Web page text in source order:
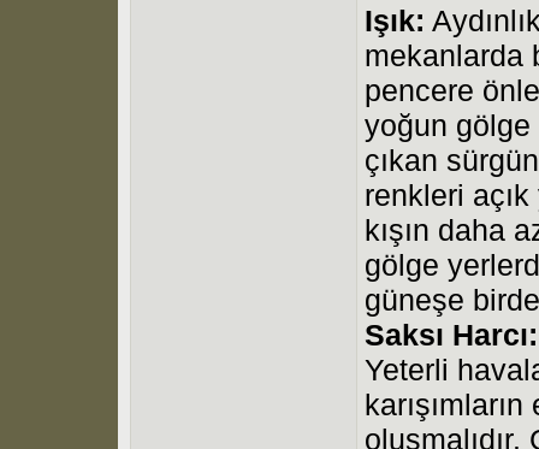
Işık:
mekanlarda
pencere
yoğun gölge
çıkan
renkleri
kışın daha
gölge
güneşe
Saksı Harcı:
Yeterli